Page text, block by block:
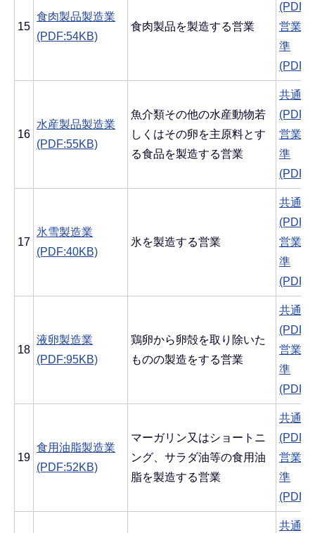
15
食肉製品製造業
(PDF:54KB)
食肉製品を製造する営業
営業
準
16
水産製品製造業
(PDF:55KB)
魚介類その他の水産動物若
しくはその卵を主原料とす
る食品を製造する営業
共通
営業
準
17
氷雪製造業
(PDF:40KB)
氷を製造する営業
共通
営業
準
18
液卵製造業
(PDF:95KB)
鶏卵から卵殻を取り除いた
ものの製造をする営業
共通
営業
準
19
食用油脂製造業
(PDF:52KB)
マーガリン又はショートニ
ング、サラダ油等の食用油
脂を製造する営業
共通
営業
準
共通